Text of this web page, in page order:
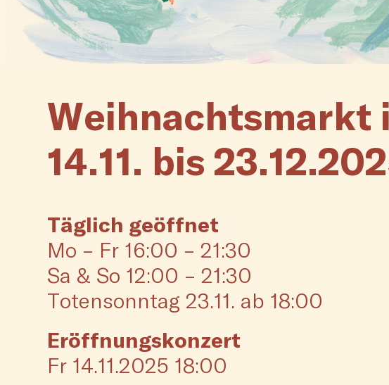
Weihnachtsmarkt
14.11. bis
Täglich geöffnet
Mo – Fr 16:00 – 21:30
Sa & So 12:00 – 21:30
Totensonntag 23.11. ab 18:00
Eröffnungskonzert
Fr 14.11.2025 18:00